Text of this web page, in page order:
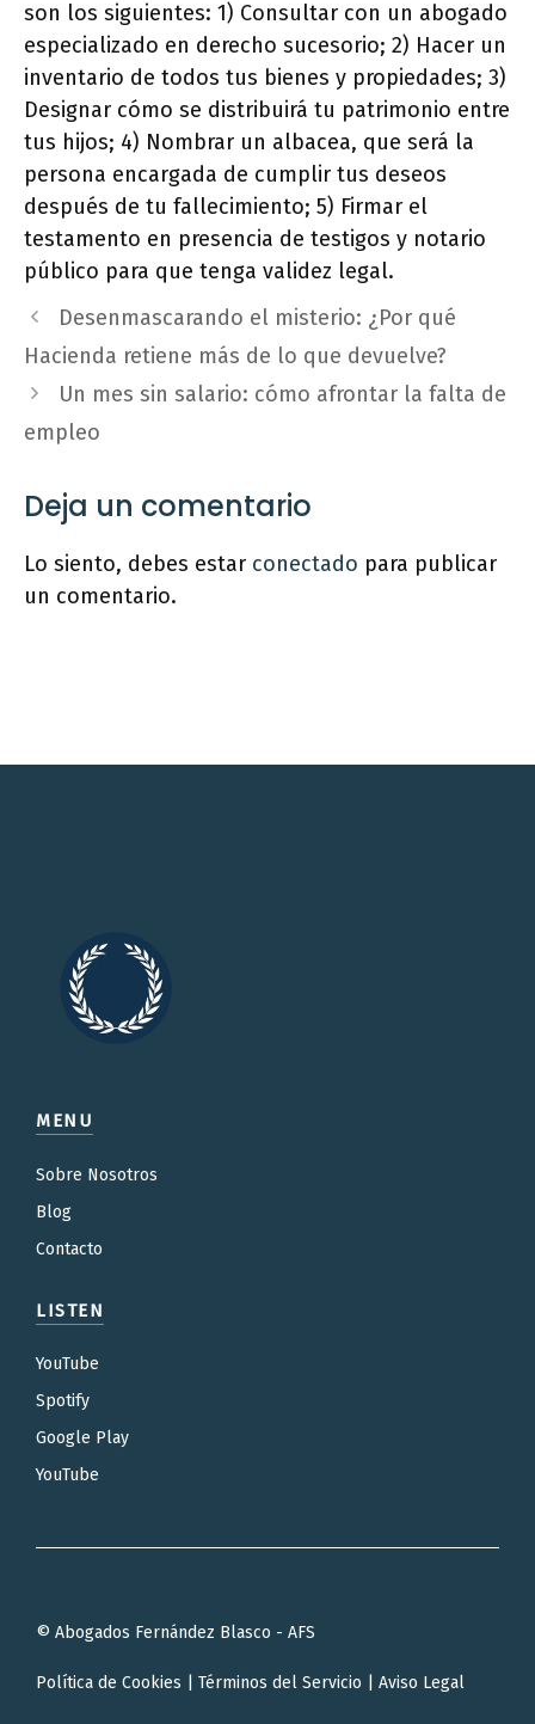
son los siguientes: 1) Consultar con un abogado
especializado en derecho sucesorio; 2) Hacer un
inventario de todos tus bienes y propiedades; 3)
Designar cómo se distribuirá tu patrimonio entre
tus hijos; 4) Nombrar un albacea, que será la
persona encargada de cumplir tus deseos
después de tu fallecimiento; 5) Firmar el
testamento en presencia de testigos y notario
público para que tenga validez legal.
Desenmascarando el misterio: ¿Por qué
Hacienda retiene más de lo que devuelve?
Un mes sin salario: cómo afrontar la falta de
empleo
Deja un comentario
Lo siento, debes estar conectado para publicar
un comentario.
MENU
Sobre Nosotros
Blog
Contacto
LISTEN
YouTube
Spotify
Google Play
YouTube
© Abogados Fernández Blasco - AFS
Política de Cookies Términos del Servicio Aviso Legal